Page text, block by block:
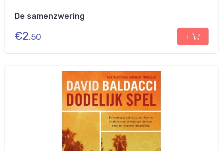
De samenzwering
€2,50 +